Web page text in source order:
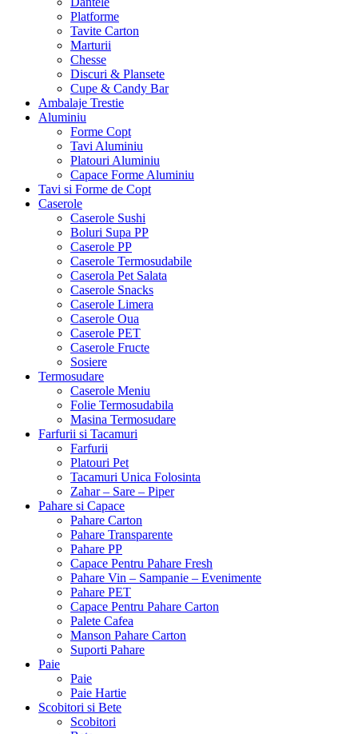
Platforme
Tavite Carton
Marturii
Chesse
Discuri & Plansete
Cupe & Candy Bar
Ambalaje Trestie
Aluminiu
Forme Copt
Tavi Aluminiu
Platouri Aluminiu
Capace Forme Aluminiu
Tavi si Forme de Copt
Caserole
Caserole Sushi
Boluri Supa PP
Caserole PP
Caserole Termosudabile
Caserola Pet Salata
Caserole Snacks
Caserole Limera
Caserole Oua
Caserole PET
Caserole Fructe
Sosiere
Termosudare
Caserole Meniu
Folie Termosudabila
Masina Termosudare
Farfurii si Tacamuri
Farfurii
Platouri Pet
Tacamuri Unica Folosinta
Zahar – Sare – Piper
Pahare si Capace
Pahare Carton
Pahare Transparente
Pahare PP
Capace Pentru Pahare Fresh
Pahare Vin – Sampanie – Evenimente
Pahare PET
Capace Pentru Pahare Carton
Palete Cafea
Manson Pahare Carton
Suporti Pahare
Paie
Paie
Paie Hartie
Scobitori si Bete
Scobitori